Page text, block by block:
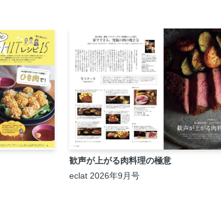
歓声が上がる肉料理の極意
eclat 2026年9月号